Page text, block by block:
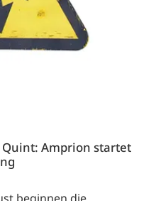
Amprion startet